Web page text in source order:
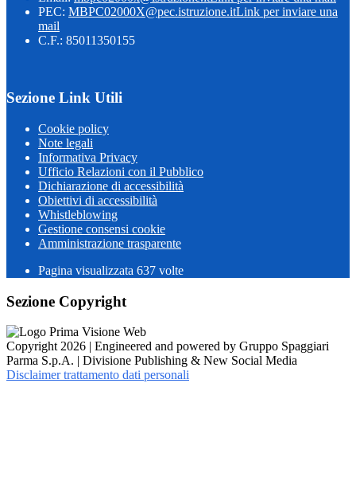
PEC: MBPC02000X@pec.istruzione.itLink per inviare una
mail
C.F.: 85011350155
Sezione Link Utili
Cookie policy
Note legali
Informativa Privacy
Ufficio Relazioni con il Pubblico
Dichiarazione di accessibilità
Obiettivi di accessibilità
Whistleblowing
Gestione consensi cookie
Amministrazione trasparente
Pagina visualizzata 637 volte
Sezione Copyright
Copyright 2026 | Engineered and powered by Gruppo Spaggiari
Parma S.p.A. | Divisione Publishing & New Social Media
Disclaimer trattamento dati personali